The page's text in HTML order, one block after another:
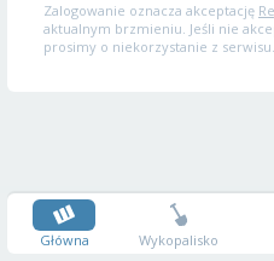
Zalogowanie oznacza akceptację
aktualnym brzmieniu. Jeśli nie
prosimy o niekorzystanie z serwisu.
Główna Wykopalisko